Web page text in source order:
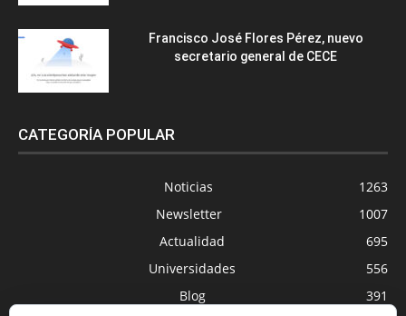
Francisco José Flores Pérez, nuevo
secretario general de CECE
CATEGORÍA POPULAR
Noticias
1263
Newsletter
1007
Actualidad
695
Universidades
556
Blog
391